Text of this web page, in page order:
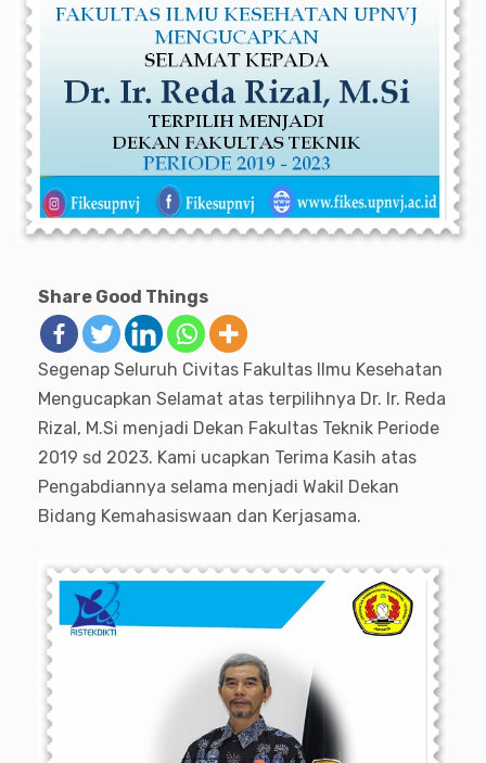
Share Good Things
Segenap Seluruh Civitas Fakultas Ilmu Kesehatan
Mengucapkan Selamat atas terpilihnya Dr. Ir. Reda
Rizal, M.Si menjadi Dekan Fakultas Teknik Periode
2019 sd 2023. Kami ucapkan Terima Kasih atas
Pengabdiannya selama menjadi Wakil Dekan
Bidang Kemahasiswaan dan Kerjasama.